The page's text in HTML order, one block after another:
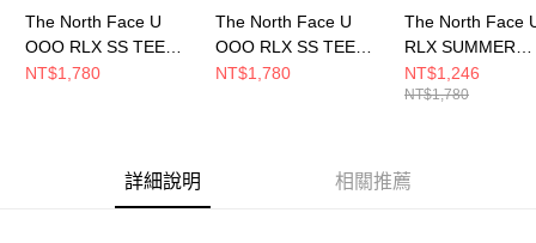
The North Face U
OOO RLX SS TEE
GRAPHIC 1 - AP 男女
NT$1,780
The North Face U
OOO RLX SS TEE
GRAPHIC 1 - AP 男女
NT$1,780
The North Face
RLX SUMMER
TRAVEL S/S TEE
GRAPHIC - AP
NT$1,246
NT$1,780
詳細說明 相關推薦